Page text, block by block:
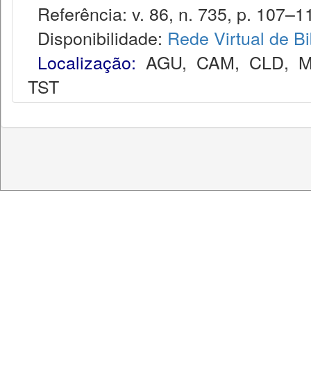
Referência: v. 86, n. 735, p.
Disponibilidade: Rede Virtual de
Localização: AGU, CAM, CLD,
TST